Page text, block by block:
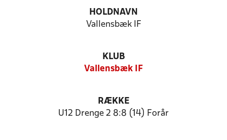
HOLDNAVN
Vallensbæk IF
KLUB
Vallensbæk IF
RÆKKE
U12 Drenge 2 8:8 (14) Forår